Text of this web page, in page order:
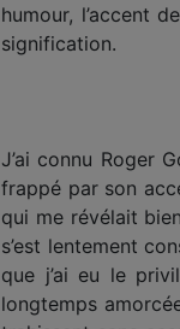
humour, l’accent
signification.
J’ai connu Roger
frappé par son
qui me révélait
s’est lentement
que j’ai eu le
longtemps